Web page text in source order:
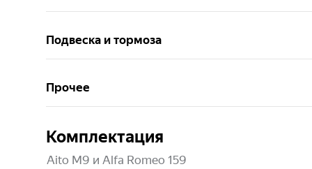
Подвеска и тормоза
Прочее
Комплектация
Aito M9 и Alfa Romeo 159